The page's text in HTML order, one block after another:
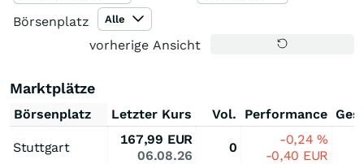
Börsenplatz Alle
vorherige Ansicht
Marktplätze
Börsenplatz Letzter Kurs Vol. Performance
Stuttgart
167,99 EUR
06.08.26
0
-0,24%
-0,40 EUR